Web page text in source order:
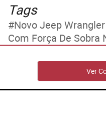
Tags
Novo Jeep
Com Força De Sobra
Ver